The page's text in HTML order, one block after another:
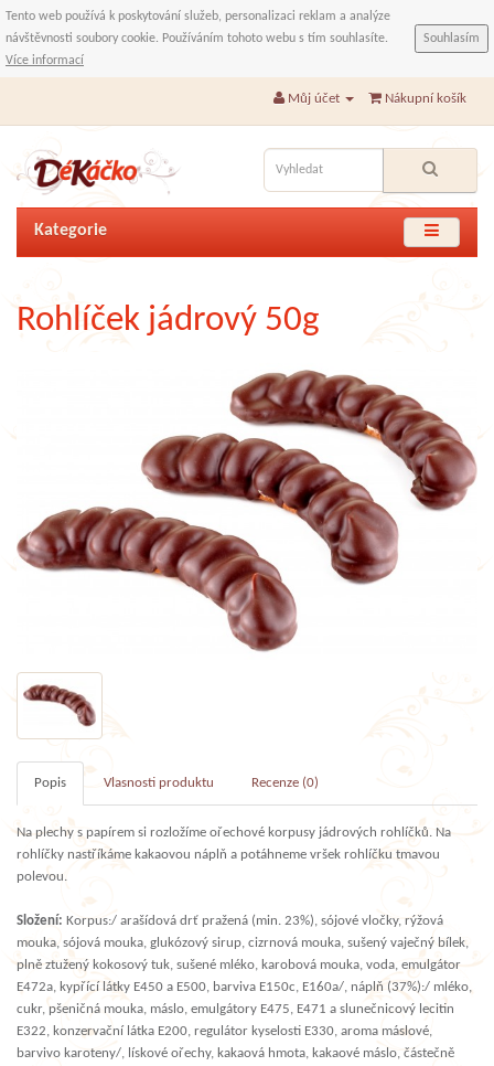
Tento web používá k poskytování služeb, personalizaci reklam a analýze
návštěvnosti soubory cookie. Používáním tohoto webu s tím souhlasíte.
Více informací
Souhlasím
Můj účet Nákupní košík
Kategorie
Rohlíček jádrový 50g
Popis Vlasnosti produktu Recenze (0)
Na plechy s papírem si rozložíme ořechové korpusy jádrových rohlíčků. Na
rohlíčky nastříkáme kakaovou náplň a potáhneme vršek rohlíčku tmavou
polevou.
Složení: Korpus:/ arašídová drť pražená (min. 23%), sójové vločky, rýžová
mouka, sójová mouka, glukózový sirup, cizrnová mouka, sušený vaječný bílek,
plně ztužený kokosový tuk, sušené mléko, karobová mouka, voda, emulgátor
E472a, kypřící látky E450 a E500, barviva E150c, E160a/, náplň (37%):/ mléko,
cukr, pšeničná mouka, máslo, emulgátory E475, E471 a slunečnicový lecitin
E322, konzervační látka E200, regulátor kyselosti E330, aroma máslové,
barvivo karoteny/, lískové ořechy, kakaová hmota, kakaové máslo, částečně